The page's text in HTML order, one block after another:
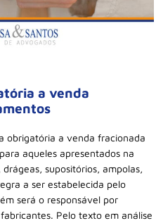
a venda
obrigatória a venda fracionada
aqueles apresentados na
supositórios, ampolas,
a ser estabelecida pelo
será o responsável por
Pelo texto em análise